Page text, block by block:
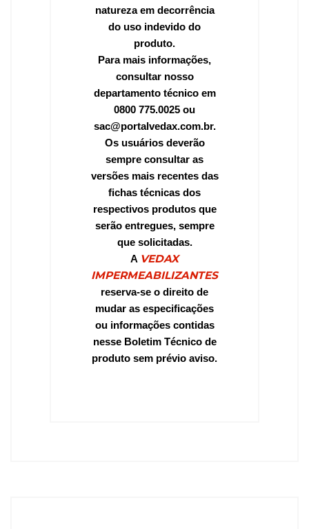
natureza em decorrência
do uso indevido do
produto.
Para mais informações,
consultar nosso
departamento técnico em
0800 775.0025 ou
sac@portalvedax.com.br.
Os usuários deverão
sempre consultar as
versões mais recentes das
fichas técnicas dos
respectivos produtos que
serão entregues, sempre
que solicitadas.
A VEDAX
IMPERMEABILIZANTES
reserva-se o direito de
mudar as especificações
ou informações contidas
nesse Boletim Técnico de
produto sem prévio aviso.